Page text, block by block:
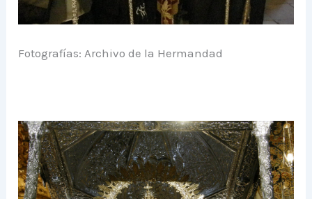
Fotografías: Archivo de la Hermandad